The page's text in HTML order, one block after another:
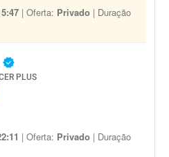
| Oferta: Privado | Duração
PLUS
| Oferta: Privado | Duração